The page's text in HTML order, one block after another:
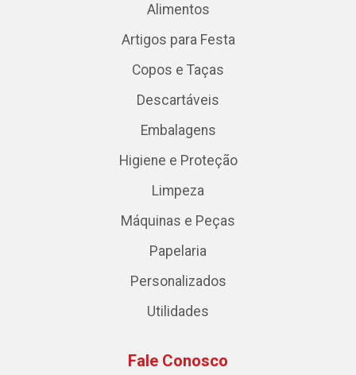
Alimentos
Artigos para Festa
Copos e Taças
Descartáveis
Embalagens
Higiene e Proteção
Limpeza
Máquinas e Peças
Papelaria
Personalizados
Utilidades
Fale Conosco